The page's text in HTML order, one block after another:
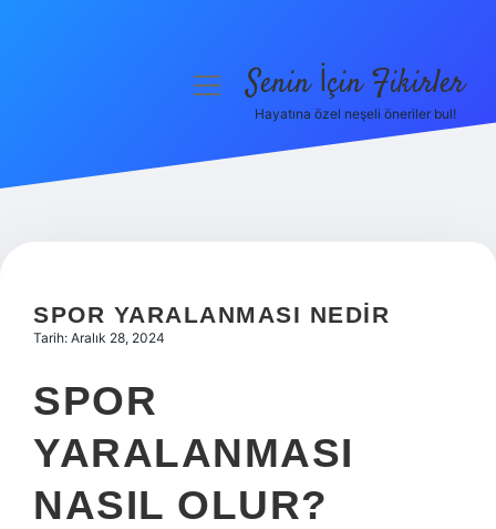
Hakkımızda
menüyüSenin İçin Fikirler
Hayatına özel neşeli öneriler bul!
SPOR YARALANMASI NEDIR
Tarih: Aralık 28, 2024
SPOR
YARALANMASI
NASIL OLUR?